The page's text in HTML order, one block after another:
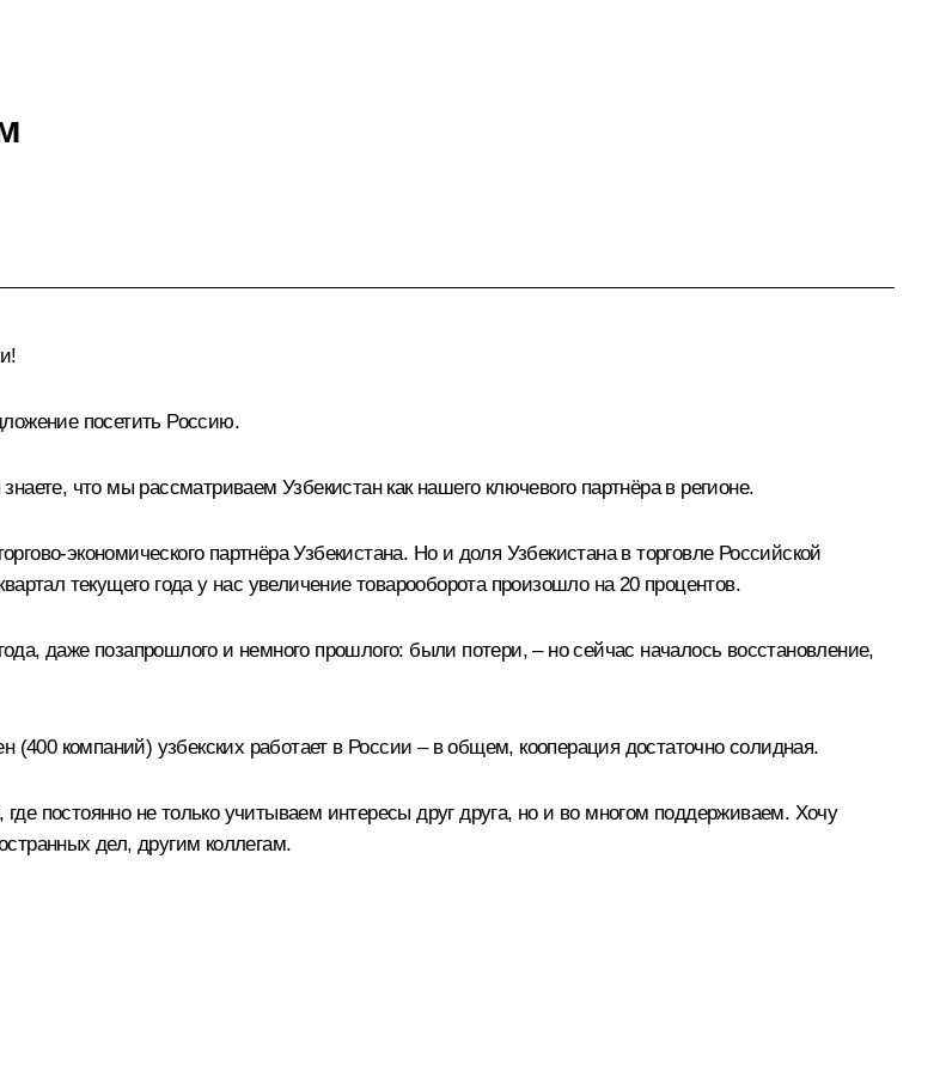
посетить Россию.
что мы рассматриваем Узбекистан как нашего ключевого партнёра в регионе.
экономического партнёра Узбекистана. Но и доля Узбекистана в торговле Российской
текущего года у нас увеличение товарооборота произошло на 20 процентов.
даже позапрошлого и немного прошлого: были потери, – но сейчас началось восстановление,
(400 компаний) узбекских работает в России – в общем, кооперация достаточно солидная.
постоянно не только учитываем интересы друг друга, но и во многом поддерживаем. Хочу
дел, другим коллегам.